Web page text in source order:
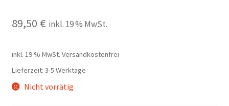
89,50 € inkl. 19 % MwSt.
inkl. 19 % MwSt. Versandkostenfrei
Lieferzeit: 3-5 Werktage
Nicht vorrätig